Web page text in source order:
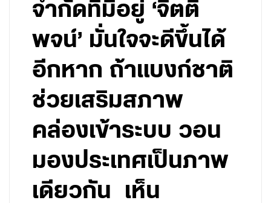
จำกัดที่มีอยู่ ‘จิตติ
พจน์’ มั่นใจจะดีขึ้นได้
อีกหาก ถ้าแบงก์ชาติ
ช่วยเสริมสภาพ
คล่องเข้าระบบ วอน
มองประเทศเป็นภาพ
เดียวกัน เห็น